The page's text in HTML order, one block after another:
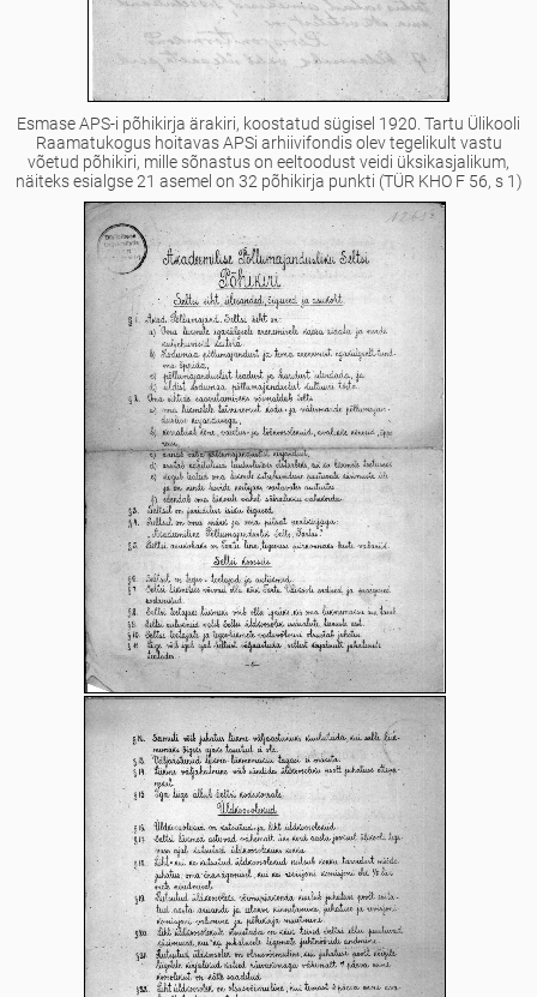
Esmase APS-i põhikirja ärakiri, koostatud sügisel 1920. Tartu Ülikooli
Raamatukogus hoitavas APSi arhiivifondis olev tegelikult vastu
võetud põhikiri, mille sõnastus on eeltoodust veidi üksikasjalikum,
näiteks esialgse 21 asemel on 32 põhikirja punkti (TÜR KHO F 56, s 1)